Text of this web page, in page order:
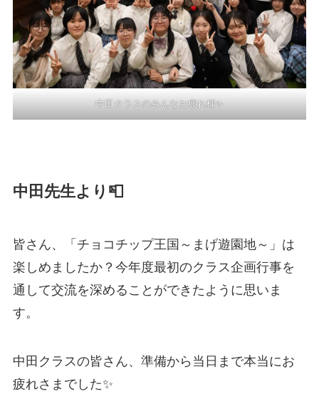
中田クラスのみんなお疲れ様✨
中田先生より📮
皆さん、「チョコチップ王国～まげ遊園地～」は
楽しめましたか？今年度最初のクラス企画行事を
通して交流を深めることができたように思いま
す。
中田クラスの皆さん、準備から当日まで本当にお
疲れさまでした✨